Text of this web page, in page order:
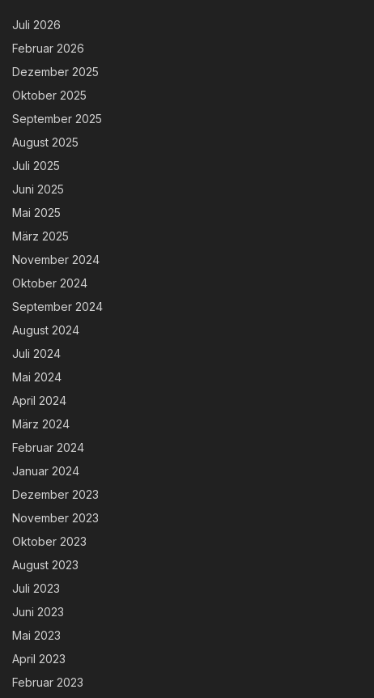
Juli 2026
Februar 2026
Dezember 2025
Oktober 2025
September 2025
August 2025
Juli 2025
Juni 2025
Mai 2025
März 2025
November 2024
Oktober 2024
September 2024
August 2024
Juli 2024
Mai 2024
April 2024
März 2024
Februar 2024
Januar 2024
Dezember 2023
November 2023
Oktober 2023
August 2023
Juli 2023
Juni 2023
Mai 2023
April 2023
Februar 2023